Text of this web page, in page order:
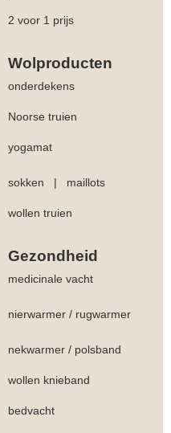
2 voor 1 prijs
Wolproducten
onderdekens
Noorse truien
yogamat
sokken | maillots
wollen truien
Gezondheid
medicinale vacht
nierwarmer / rugwarmer
nekwarmer / polsband
wollen knieband
bedvacht